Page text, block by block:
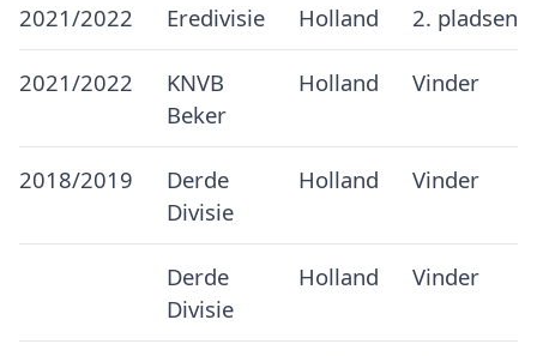
2021/2022 Eredivisie Holland 2. pladsen
2021/2022
KNVB
Beker
Holland Vinder
2018/2019
Derde
Divisie
Holland Vinder
Derde
Divisie
Holland Vinder